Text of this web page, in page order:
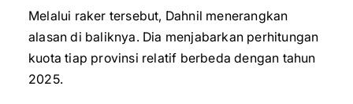
Melalui raker tersebut, Dahnil menerangkan
alasan di baliknya. Dia menjabarkan perhitungan
kuota tiap provinsi relatif berbeda dengan tahun
2025.